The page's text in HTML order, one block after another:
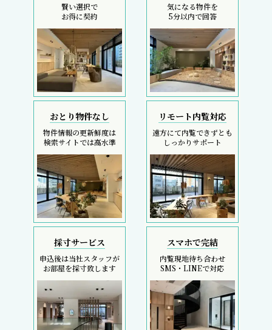
賢い選択で
お得に契約
気になる物件を
5分以内で回答
おとり物件なし
物件情報の更新鮮度は
検索サイトでは高水準
リモート内覧対応
遠方にて内覧できずとも
しっかりサポート
採寸サービス
申込後は当社スタッフが
お部屋を採寸致します
スマホで完結
内覧現地待ち合わせ
SMS・LINEで対応